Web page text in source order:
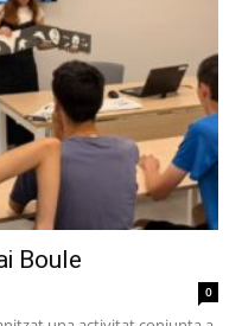
Boule
0